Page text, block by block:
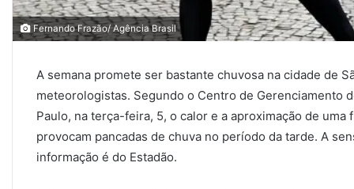
Fernando Frazão/ Agência Brasil
A semana promete ser bastante chuvosa na cidade de
meteorologistas. Segundo o Centro de Gerenciamento
Paulo, na terça-feira, 5, o calor e a aproximação de
provocam pancadas de chuva no período da tarde. A
informação é do Estadão.